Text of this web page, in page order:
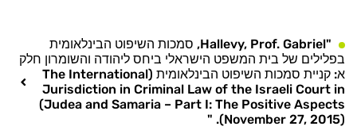
"Hallevy, Prof. Gabriel, סמכות השיפוט הבינלאומית
בפלילים של בית המשפט הישראלי ביחס ליהודה והשומרון חלק
א: קניית סמכות השיפוט הבינלאומית (The International
Jurisdiction in Criminal Law of the Israeli Court in
Judea and Samaria – Part I: The Positive Aspects)
(November 27, 2015). "